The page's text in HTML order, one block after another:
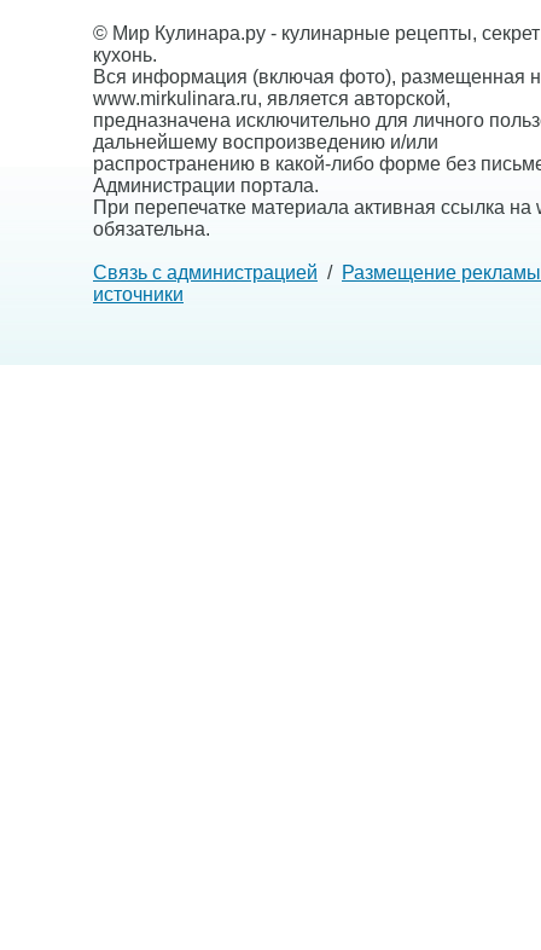
© Мир Кулинара.ру - кулинарные рецепты,
кухонь.
Вся информация (включая фото), размещенная
www.mirkulinara.ru, является авторской,
предназначена исключительно для личного
дальнейшему воспроизведению и/или
распространению в какой-либо форме без
Администрации портала.
При перепечатке материала активная ссылка на
обязательна.
Связь с администрацией / Размещение рекламы
источники